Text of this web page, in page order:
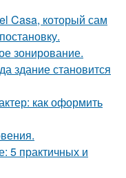
Casa, который сам
зонирование.
здание становится
как оформить
5 практичных и